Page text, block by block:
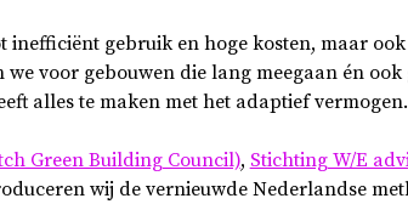
inefficiënt gebruik en hoge kosten, maar
we voor gebouwen die lang meegaan én
alles te maken met het adaptief vermogen.
Green Building Council), Stichting W/E
wij de vernieuwde Nederlandse